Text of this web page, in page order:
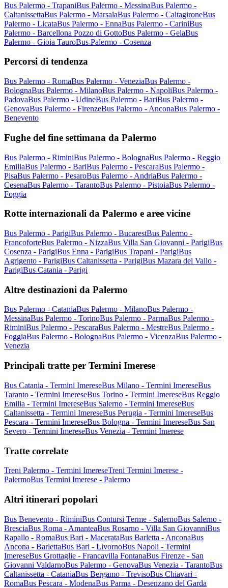
Bus Palermo - TrapaniBus Palermo - MessinaBus Palermo -
CaltanissettaBus Palermo - MarsalaBus Palermo - CaltagironeBus
Palermo - LicataBus Palermo - EnnaBus Palermo - CariniBus
Palermo - Barcellona Pozzo di GottoBus Palermo - GelaBus
Palermo - Gioia TauroBus Palermo - Cosenza
Percorsi di tendenza
Bus Palermo - RomaBus Palermo - VeneziaBus Palermo -
BolognaBus Palermo - MilanoBus Palermo - NapoliBus Palermo -
PadovaBus Palermo - UdineBus Palermo - BariBus Palermo -
GenovaBus Palermo - FirenzeBus Palermo - AnconaBus Palermo -
Benevento
Fughe del fine settimana da Palermo
Bus Palermo - RiminiBus Palermo - BolognaBus Palermo - Reggio
EmiliaBus Palermo - BariBus Palermo - PescaraBus Palermo -
PisaBus Palermo - PesaroBus Palermo - AndriaBus Palermo -
CesenaBus Palermo - TarantoBus Palermo - PistoiaBus Palermo -
Foggia
Rotte internazionali da Palermo e aree vicine
Bus Palermo - ParigiBus Palermo - BucarestBus Palermo -
FrancoforteBus Palermo - NizzaBus Villa San Giovanni - ParigiBus
Cosenza - ParigiBus Enna - ParigiBus Trapani - ParigiBus
Agrigento - ParigiBus Caltanissetta - ParigiBus Mazara del Vallo -
ParigiBus Catania - Parigi
Altre destinazioni da Palermo
Bus Palermo - CataniaBus Palermo - MilanoBus Palermo -
MessinaBus Palermo - TorinoBus Palermo - ParmaBus Palermo -
RiminiBus Palermo - PescaraBus Palermo - MestreBus Palermo -
FoggiaBus Palermo - BolognaBus Palermo - VicenzaBus Palermo -
Venezia
Principali tratte per Termini Imerese
Bus Catania - Termini ImereseBus Milano - Termini ImereseBus
Taranto - Termini ImereseBus Torino - Termini ImereseBus Reggio
Emilia - Termini ImereseBus Salerno - Termini ImereseBus
Caltanissetta - Termini ImereseBus Perugia - Termini ImereseBus
Pescara - Termini ImereseBus Bologna - Termini ImereseBus San
Severo - Termini ImereseBus Venezia - Termini Imerese
Tratte correlate
Treni Palermo - Termini ImereseTreni Termini Imerese -
PalermoBus Termini Imerese - Palermo
Altri itinerari popolari
Bus Benevento - RiminiBus Contursi Terme - SalernoBus Salerno -
BresciaBus Roma - AmanteaBus Rosarno - Villa San GiovanniBus
Rapallo - RomaBus Bari - MacerataBus Barletta - AnconaBus
Ancona - BarlettaBus Bari - LivornoBus Napoli - Termini
ImereseBus Grottaglie - Francavilla FontanaBus Firenze - San
Giovanni ValdarnoBus Palermo - GenovaBus Venezia - TarantoBus
Caltanissetta - CataniaBus Bergamo - TrevisoBus Chiavari -
RomaBus Pescara - ModenaBus Parma - Desenzano del Garda